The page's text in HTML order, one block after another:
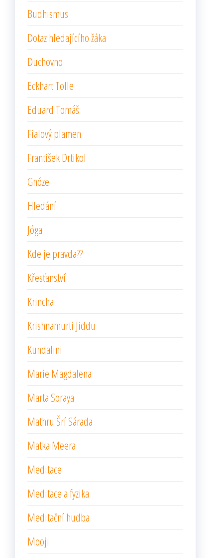
Budhismus
Dotaz hledajícího žáka
Duchovno
Eckhart Tolle
Eduard Tomáš
Fialový plamen
František Drtikol
Gnóze
Hledání
Jóga
Kde je pravda??
Křesťanství
Krincha
Krishnamurti Jiddu
Kundalini
Marie Magdalena
Marta Soraya
Mathru Šrí Sárada
Matka Meera
Meditace
Meditace a fyzika
Meditační hudba
Mooji